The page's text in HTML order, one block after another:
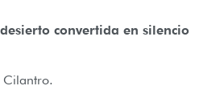
convertida en silencio